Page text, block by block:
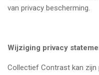
van privacy bescherming.
Wijziging privacy
Collectief Contrast kan zijn